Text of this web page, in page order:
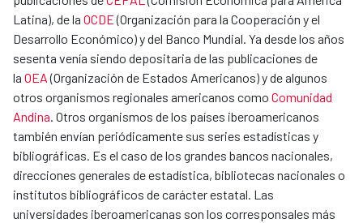
Latina), de la OCDE(Organización para la Cooperación y el
Desarrollo Económico) y del Banco Mundial. Ya desde los años
sesenta venía siendo depositaria de las publicaciones de
la OEA(Organización de Estados Americanos) y de algunos
otros organismos regionales americanos como Comunidad
Andina. Otros organismos de los países iberoamericanos
también envían periódicamente sus series estadísticas y
bibliográficas. Es el caso de los grandes bancos nacionales,
direcciones generales de estadística, bibliotecas nacionales o
institutos bibliográficos de carácter estatal. Las
universidades iberoamericanas son los corresponsales más